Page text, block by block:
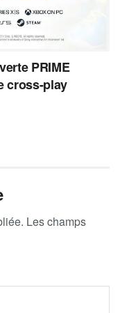
PRIME
cross-play
Les champs